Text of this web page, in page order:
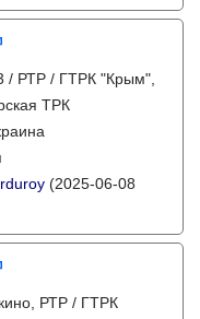
/ РТР / ГТРК "Крым",
ТРК
(2025-06-08
РТР / ГТРК